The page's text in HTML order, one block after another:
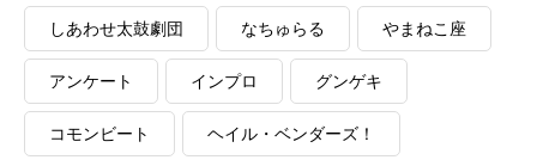
しあわせ太鼓劇団 なちゅらる やまねこ座
アンケート インプロ グンゲキ
コモンビート ヘイル・ベンダーズ！